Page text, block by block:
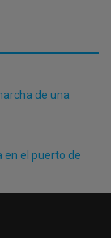
de una
en el puerto de